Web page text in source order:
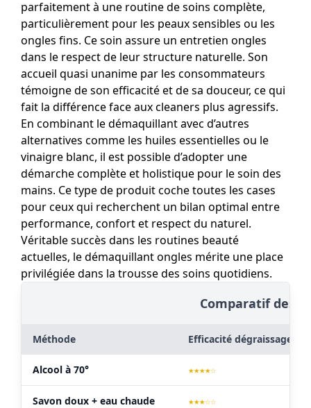
parfaitement à une routine de soins complète,
particulièrement pour les peaux sensibles ou les
ongles fins. Ce soin assure un entretien ongles
dans le respect de leur structure naturelle. Son
accueil quasi unanime par les consommateurs
témoigne de son efficacité et de sa douceur, ce qui
fait la différence face aux cleaners plus agressifs.
En combinant le démaquillant avec d’autres
alternatives comme les huiles essentielles ou le
vinaigre blanc, il est possible d’adopter une
démarche complète et holistique pour le soin des
mains. Ce type de produit coche toutes les cases
pour ceux qui recherchent un bilan optimal entre
performance, confort et respect du naturel.
Véritable succès dans les routines beauté
actuelles, le démaquillant ongles mérite une place
privilégiée dans la trousse des soins quotidiens.
Comparatif des
Méthode Efficacité dégraissage
Alcool à 70° ★★★★☆
Savon doux + eau chaude ★★★☆☆